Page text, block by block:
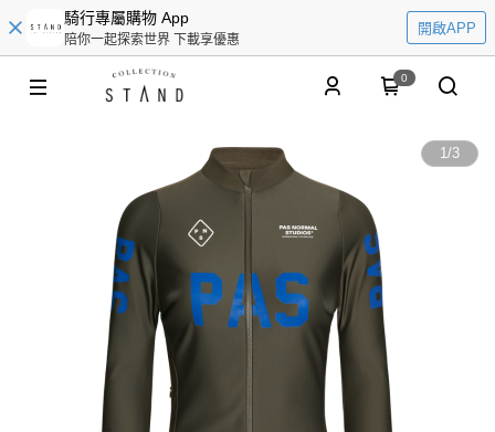
騎行專屬購物 App
陪你一起探索世界 下載享優惠
開啟APP
0
1/3